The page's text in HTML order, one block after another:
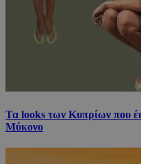
Τα looks των Κυπρίων που
Μύκονο